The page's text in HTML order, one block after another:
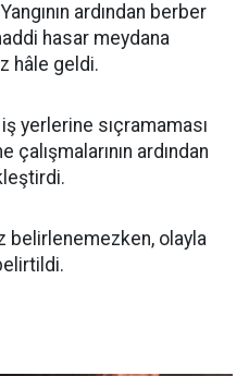
ardından berber
hasar meydana
hâle geldi.
yerlerine sıçramaması
ardından
belirlenemezken, olayla